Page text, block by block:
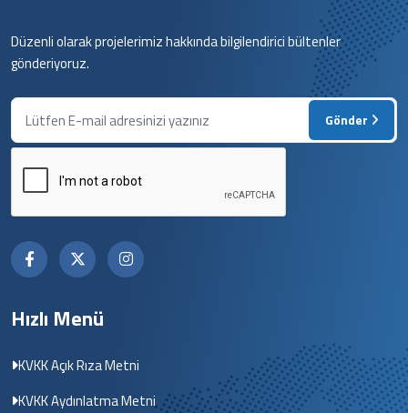
Düzenli olarak projelerimiz hakkında bilgilendirici bültenler
gönderiyoruz.
Gönder
Hızlı Menü
KVKK Açık Rıza Metni
KVKK Aydınlatma Metni